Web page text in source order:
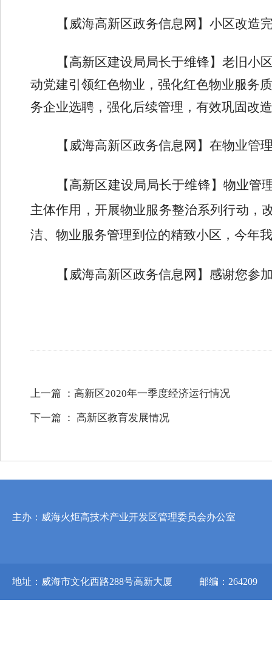
【威海高新区政务信息网】 小区改造
【高新区建设局局长于维锋】老旧小
动党建引领红色物业，强化红色物业服务
务企业选聘，强化后续管理，有效巩固改
【威海高新区政务信息网】 在物业管
【高新区建设局局长于维锋】 物业管
主体作用，开展物业服务整治系列行动，
洁、物业服务管理到位的精致小区 ，今年
【威海高新区政务信息网】感谢您参
上一篇 ： 高新区2020年一季度经济运行情况
下一篇 ： 高新区教育发展情况
主办：威海火炬高技术产业开发区管理委员会办公室
地址：威海市文化西路288号高新大厦 邮编：264209